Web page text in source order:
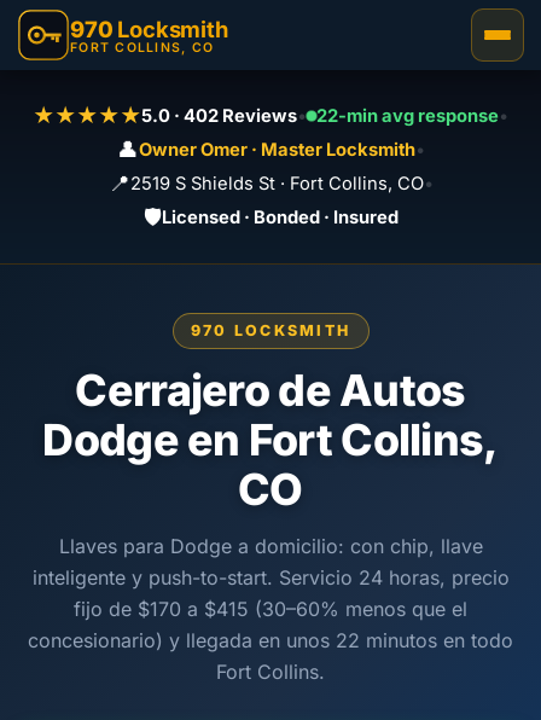
970 Locksmith
FORT COLLINS, CO
★★★★★5.0 · 402 Reviews• 22-min avg response•
👤Owner Omer · Master Locksmith•
📍2519 S Shields St · Fort Collins, CO•
🛡️Licensed · Bonded · Insured
970 LOCKSMITH
Cerrajero de Autos
Dodge en Fort Collins,
CO
Llaves para Dodge a domicilio: con chip, llave
inteligente y push-to-start. Servicio 24 horas, precio
fijo de $170 a $415 (30–60% menos que el
concesionario) y llegada en unos 22 minutos en todo
Fort Collins.